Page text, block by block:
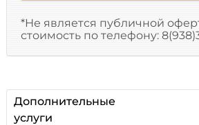
*Не является публичной
стоимость по телефону:
Дополнительные
услуги